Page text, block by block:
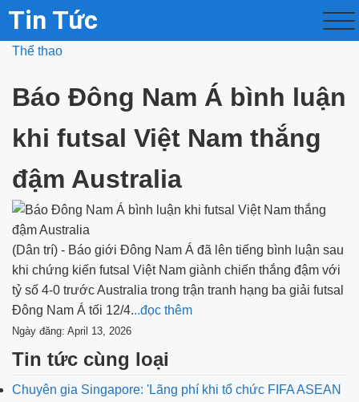
Tin Tức
Thể thao
Báo Đông Nam Á bình luận
khi futsal Việt Nam thắng
đậm Australia
(Dân trí) - Báo giới Đông Nam Á đã lên tiếng bình luận sau
khi chứng kiến futsal Việt Nam giành chiến thắng đậm với
tỷ số 4-0 trước Australia trong trận tranh hạng ba giải futsal
Đông Nam Á tối 12/4...đọc thêm
Ngày đăng: April 13, 2026
Tin tức cùng loại
Chuyên gia Singapore: 'Lãng phí khi tổ chức FIFA ASEAN